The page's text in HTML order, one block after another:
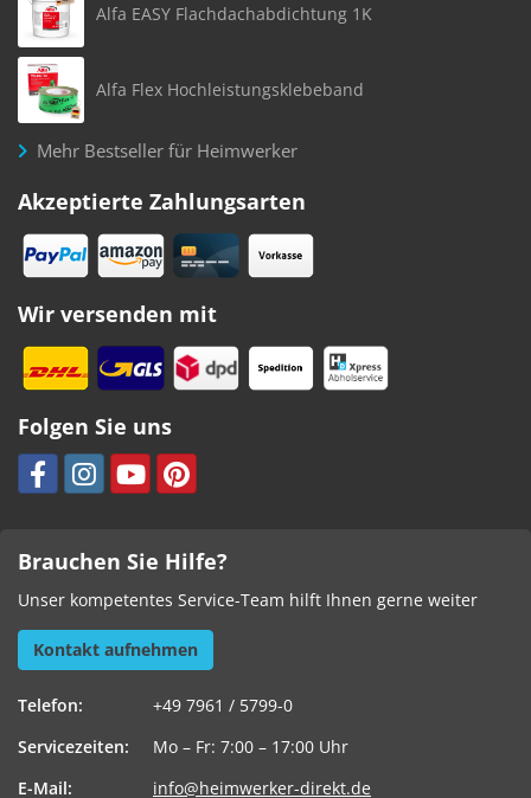
Alfa EASY Flachdachabdichtung 1K
Alfa Flex Hochleistungsklebeband
Mehr Bestseller für Heimwerker
Akzeptierte Zahlungsarten
Wir versenden mit
Folgen Sie uns
Brauchen Sie Hilfe?
Unser kompetentes Service-Team hilft Ihnen gerne weiter
Kontakt aufnehmen
Telefon:
+49 7961 / 5799-0
Servicezeiten:
Mo – Fr: 7:00 – 17:00 Uhr
E-Mail:
info@heimwerker-direkt.de